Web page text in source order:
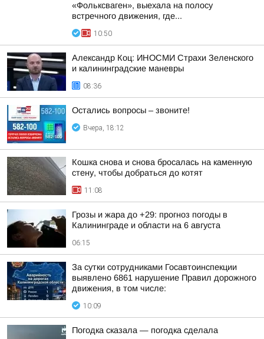
«Фольксваген», выехала на полосу
встречного движения, где...
10:50
Александр Коц: ИНОСМИ Страхи Зеленского
и калининградские маневры
08:36
Остались вопросы – звоните!
Вчера, 18:12
Кошка снова и снова бросалась на каменную
стену, чтобы добраться до котят
11:08
Грозы и жара до +29: прогноз погоды в
Калининграде и области на 6 августа
06:15
За сутки сотрудниками Госавтоинспекции
выявлено 6861 нарушение Правил дорожного
движения, в том числе:
10:09
Погодка сказала — погодка сделала